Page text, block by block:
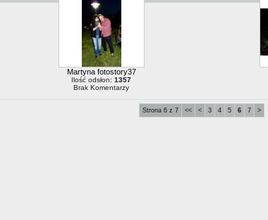
Martyna fotostory37
Ilość odsłon: 1357
Brak Komentarzy
Strona 6 z 7 << < 3 4 5 6 7 >